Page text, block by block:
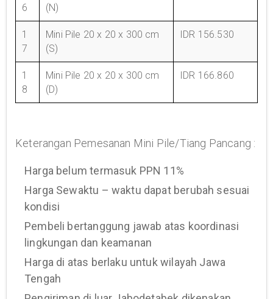
6
(N)
1
7
Mini Pile 20 x 20 x 300 cm
(S)
IDR 156.530
1
8
Mini Pile 20 x 20 x 300 cm
(D)
IDR 166.860
Keterangan Pemesanan Mini Pile/Tiang Pancang :
Harga belum termasuk PPN 11%
Harga Sewaktu – waktu dapat berubah sesuai
kondisi
Pembeli bertanggung jawab atas koordinasi
lingkungan dan keamanan
Harga di atas berlaku untuk wilayah Jawa
Tengah